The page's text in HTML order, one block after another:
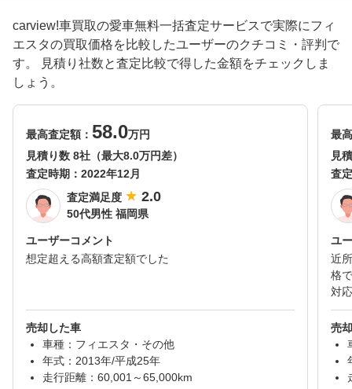
carview!車買取の愛車無料一括査定サービスで実際にフィ
エスタの買取価格を比較したユーザーのクチコミ・評判で
す。 見積り社数と査定比較で得した金額をチェックしま
しょう。
最高査定額： 58.0万円
見積り数 8社（最大8.0万円差）
査定時期： 2022年12月
査定満足度
2.0
50代男性 福岡県
ユーザーコメント
想定超える高額査定額でした
売却した車
車種：フィエスタ・その他
年式：2013年/平成25年
走行距離：60,001～65,000km
最
見
査
ユ
近
格
対
売